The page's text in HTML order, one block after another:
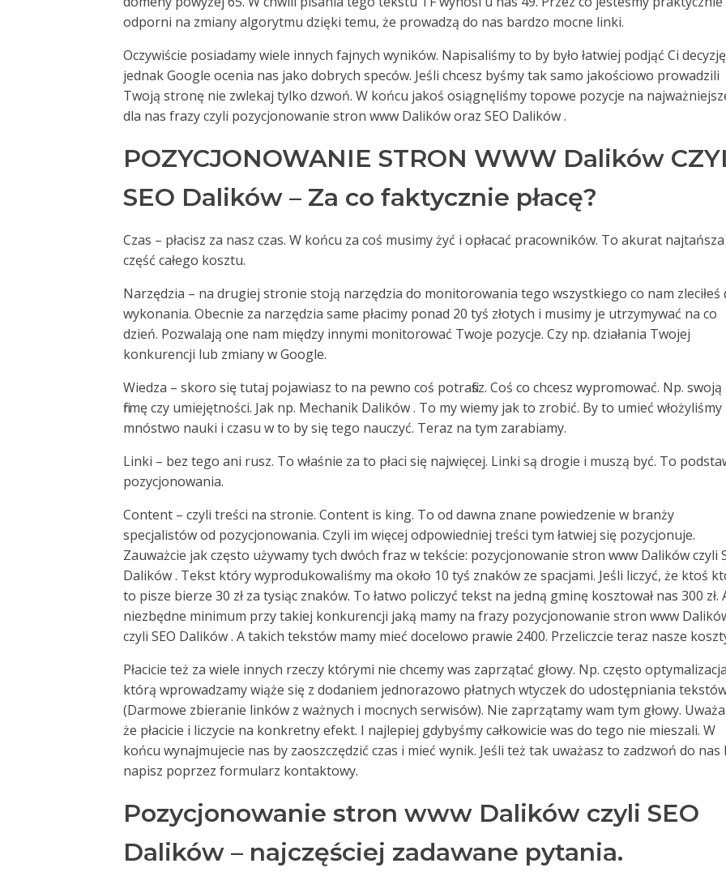
odporni na zmiany algorytmu dzięki temu, że prowadzą do nas bardzo mocne linki.
Oczywiście posiadamy wiele innych fajnych wyników. Napisaliśmy to by było łatwiej podjąć Ci
jednak Google ocenia nas jako dobrych speców. Jeśli chcesz byśmy tak samo jakościowo prowadzili
Twoją stronę nie zwlekaj tylko dzwoń. W końcu jakoś osiągnęliśmy topowe pozycje na
dla nas frazy czyli pozycjonowanie stron www Dalików oraz SEO Dalików .
POZYCJONOWANIE STRON WWW Dalików
SEO Dalików – Za co faktycznie płacę?
Czas – płacisz za nasz czas. W końcu za coś musimy żyć i opłacać pracowników. To akurat najtańsza
część całego kosztu.
Narzędzia – na drugiej stronie stoją narzędzia do monitorowania tego wszystkiego co nam zleciłeś
wykonania. Obecnie za narzędzia same płacimy ponad 20 tyś złotych i musimy je utrzymywać na co
dzień. Pozwalają one nam między innymi monitorować Twoje pozycje. Czy np. działania Twojej
konkurencji lub zmiany w Google.
Wiedza – skoro się tutaj pojawiasz to na pewno coś potrafisz. Coś co chcesz wypromować. Np. swoją
firmę czy umiejętności. Jak np. Mechanik Dalików . To my wiemy jak to zrobić. By to umieć włożyliśmy
mnóstwo nauki i czasu w to by się tego nauczyć. Teraz na tym zarabiamy.
Linki – bez tego ani rusz. To właśnie za to płaci się najwięcej. Linki są drogie i muszą być. To
pozycjonowania.
Content – czyli treści na stronie. Content is king. To od dawna znane powiedzenie w branży
specjalistów od pozycjonowania. Czyli im więcej odpowiedniej treści tym łatwiej się pozycjonuje.
Zauważcie jak często używamy tych dwóch fraz w tekście: pozycjonowanie stron www Dalików czyli
Dalików . Tekst który wyprodukowaliśmy ma około 10 tyś znaków ze spacjami. Jeśli liczyć, że ktoś
to pisze bierze 30 zł za tysiąc znaków. To łatwo policzyć tekst na jedną gminę kosztował nas 300 zł.
niezbędne minimum przy takiej konkurencji jaką mamy na frazy pozycjonowanie stron www
czyli SEO Dalików . A takich tekstów mamy mieć docelowo prawie 2400. Przeliczcie teraz nasze
Płacicie też za wiele innych rzeczy którymi nie chcemy was zaprzątać głowy. Np. często optymalizacja
którą wprowadzamy wiąże się z dodaniem jednorazowo płatnych wtyczek do udostępniania
(Darmowe zbieranie linków z ważnych i mocnych serwisów). Nie zaprzątamy wam tym głowy.
że płacicie i liczycie na konkretny efekt. I najlepiej gdybyśmy całkowicie was do tego nie mieszali. W
końcu wynajmujecie nas by zaoszczędzić czas i mieć wynik. Jeśli też tak uważasz to zadzwoń do nas
napisz poprzez formularz kontaktowy.
Pozycjonowanie stron www Dalików czyli SEO
Dalików – najczęściej zadawane pytania.